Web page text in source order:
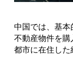
中国では、基
不動産物件を
都市に在住した